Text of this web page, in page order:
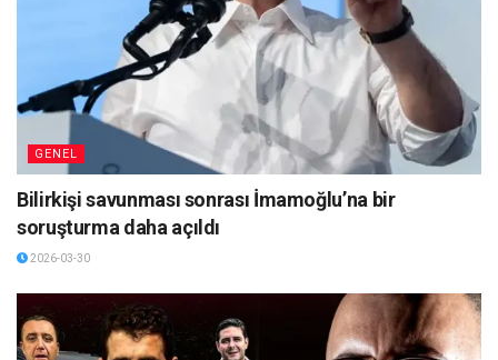
GENEL
Bilirkişi savunması sonrası İmamoğlu’na bir
soruşturma daha açıldı
2026-03-30